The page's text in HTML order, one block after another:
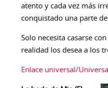
atento y cada vez más
conquistado una parte de
Solo necesita casarse
realidad los desea a los
Enlace universal/